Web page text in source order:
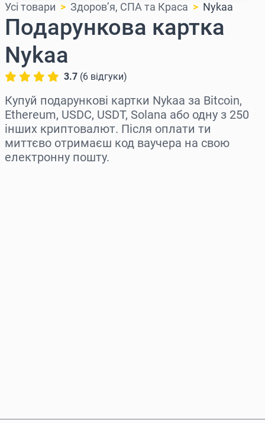
Усі товари Здоров’я, СПА та Краса Nykaa
Подарункова картка
Nykaa
3.7 (6 відгуки)
Купуй подарункові картки Nykaa за Bitcoin,
Ethereum, USDC, USDT, Solana або одну з 250
інших криптовалют. Після оплати ти
миттєво отримаєш код ваучера на свою
електронну пошту.